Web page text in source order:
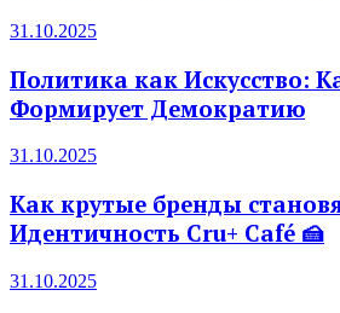
31.10.2025
Политика как Искусство:
Формирует Демократию
31.10.2025
Как крутые бренды
Идентичность Cru+ Café 🍰
31.10.2025